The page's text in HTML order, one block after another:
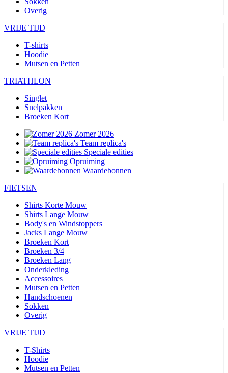
Overig
VRIJE TIJD
T-shirts
Hoodie
Mutsen en Petten
TRIATHLON
Singlet
Snelpakken
Broeken Kort
Zomer 2026
Team replica's
Speciale edities
Opruiming
Waardebonnen
FIETSEN
Shirts Korte Mouw
Shirts Lange Mouw
Body's en Windstoppers
Jacks Lange Mouw
Broeken Kort
Broeken 3/4
Broeken Lang
Onderkleding
Accessoires
Mutsen en Petten
Handschoenen
Sokken
Overig
VRIJE TIJD
T-Shirts
Hoodie
Mutsen en Petten